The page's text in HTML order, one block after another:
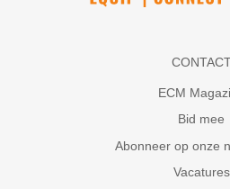
ECM
Bid mee
Abonneer op onze
Vacatures